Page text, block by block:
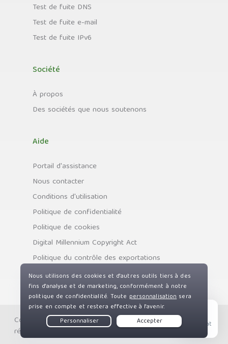
Test de fuite DNS
Test de fuite e-mail
Test de fuite IPv6
Société
À propos
Des sociétés que nous soutenons
Aide
Portail d'assistance
Nous contacter
Conditions d'utilisation
Politique de confidentialité
Politique de cookies
Digital Millennium Copyright Act
Politique du contrôle des exportations
Copyright © Private Internet Access, Inc. Tous droits
réservés
Live Chat